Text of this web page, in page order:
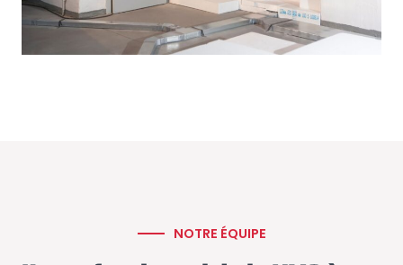
NOTRE ÉQUIPE